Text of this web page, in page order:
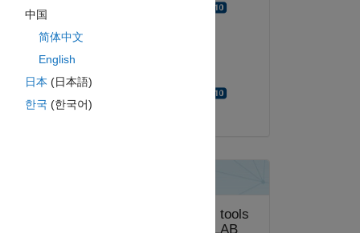
0 1 1 0 1 0 1 0 1 0 1 0 1 0 1 0];
2022 年 10 月 7 日
採用済み:
中国
简体中文
English
日本 (日本語)
한국 (한국어)